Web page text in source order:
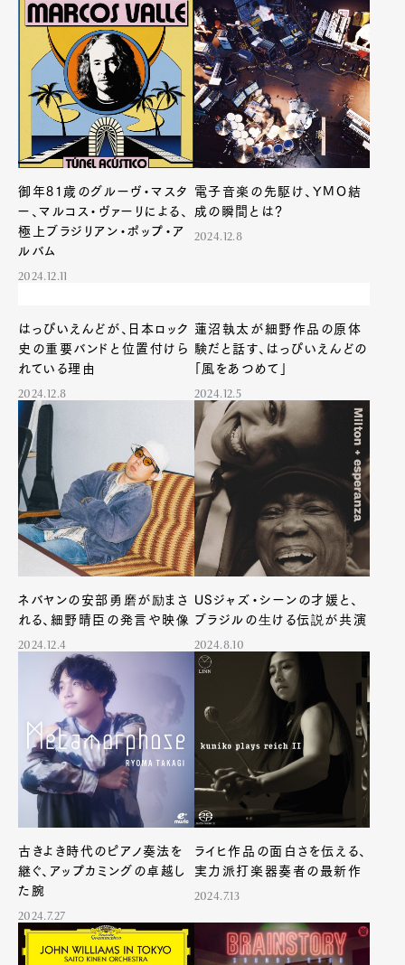
御年81歳のグルーヴ・マスタ
ー、マルコス・ヴァーリによる、
極上ブラジリアン・ポップ・ア
ルバム
2024.12.11
電子音楽の先駆け、YMO結
成の瞬間とは？
2024.12.8
はっぴいえんどが、日本ロック
史の重要バンドと位置付けら
れている理由
2024.12.8
蓮沼執太が細野作品の原体
験だと話す、はっぴいえんどの
「風をあつめて」
2024.12.5
ネバヤンの安部勇磨が励まさ
れる、細野晴臣の発言や映像
2024.12.4
USジャズ・シーンの才媛と、
ブラジルの生ける伝説が共演
2024.8.10
古きよき時代のピアノ奏法を
継ぐ、アップカミングの卓越し
た腕
2024.7.27
ライヒ作品の面白さを伝える、
実力派打楽器奏者の最新作
2024.7.13